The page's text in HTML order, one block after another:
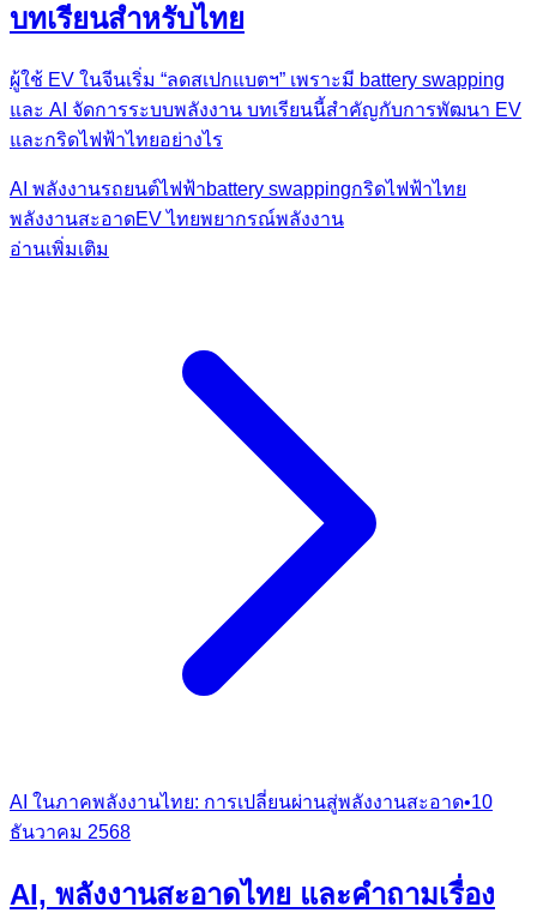
บทเรียนสำหรับไทย
ผู้ใช้ EV ในจีนเริ่ม “ลดสเปกแบตฯ” เพราะมี battery swapping
และ AI จัดการระบบพลังงาน บทเรียนนี้สำคัญกับการพัฒนา EV
และกริดไฟฟ้าไทยอย่างไร
AI พลังงานรถยนต์ไฟฟ้าbattery swappingกริดไฟฟ้าไทย
พลังงานสะอาดEV ไทยพยากรณ์พลังงาน
อ่านเพิ่มเติม
AI ในภาคพลังงานไทย: การเปลี่ยนผ่านสู่พลังงานสะอาด•10
ธันวาคม 2568
AI, พลังงานสะอาดไทย และคำถามเรื่อง